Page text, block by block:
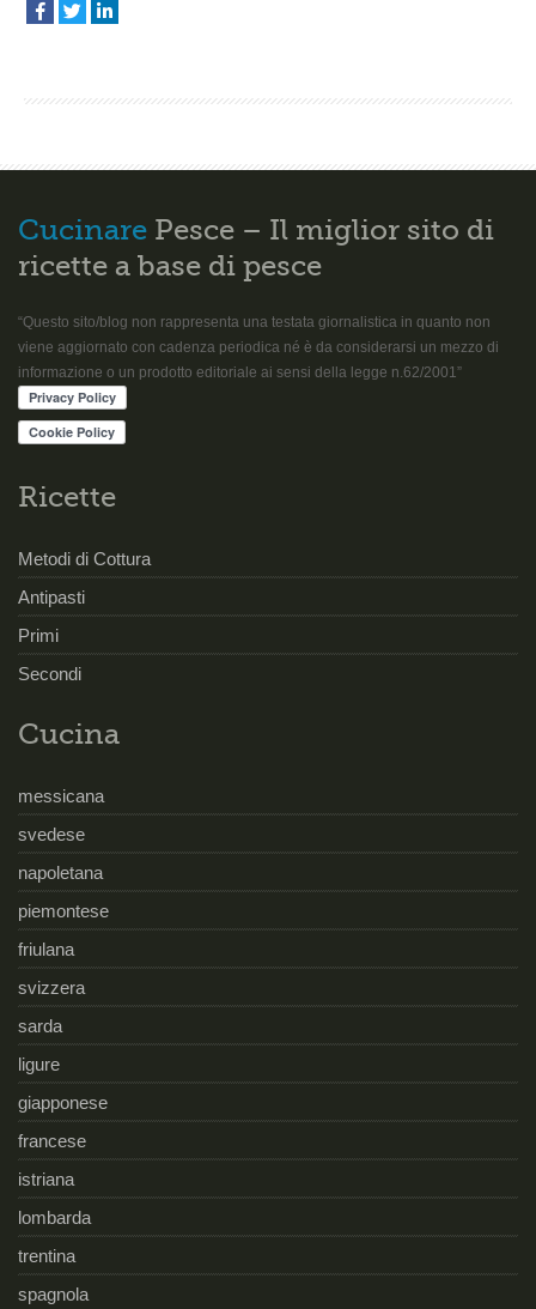
Cucinare Pesce – Il miglior sito di
ricette a base di pesce
“Questo sito/blog non rappresenta una testata giornalistica in quanto non
viene aggiornato con cadenza periodica né è da considerarsi un mezzo di
informazione o un prodotto editoriale ai sensi della legge n.62/2001”
Ricette
Metodi di Cottura
Antipasti
Primi
Secondi
Cucina
messicana
svedese
napoletana
piemontese
friulana
svizzera
sarda
ligure
giapponese
francese
istriana
lombarda
trentina
spagnola